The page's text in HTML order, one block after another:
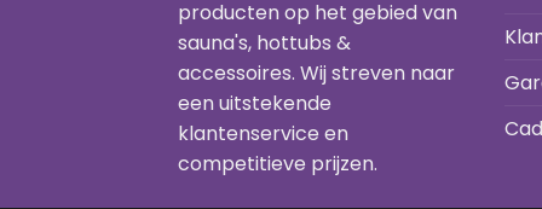
producten op het gebied van
sauna's, hottubs &
accessoires. Wij streven naar
een uitstekende
klantenservice en
competitieve prijzen.